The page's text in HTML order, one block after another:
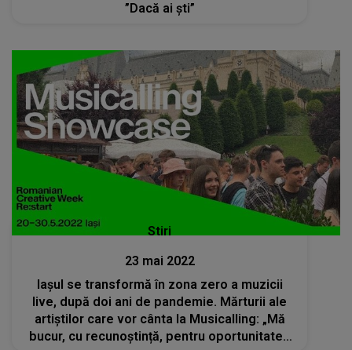
”Dacă ai ști”
Stiri
23 mai 2022
Iașul se transformă în zona zero a muzicii
live, după doi ani de pandemie. Mărturii ale
artiștilor care vor cânta la Musicalling: „Mă
bucur, cu recunoștință, pentru oportunitatea